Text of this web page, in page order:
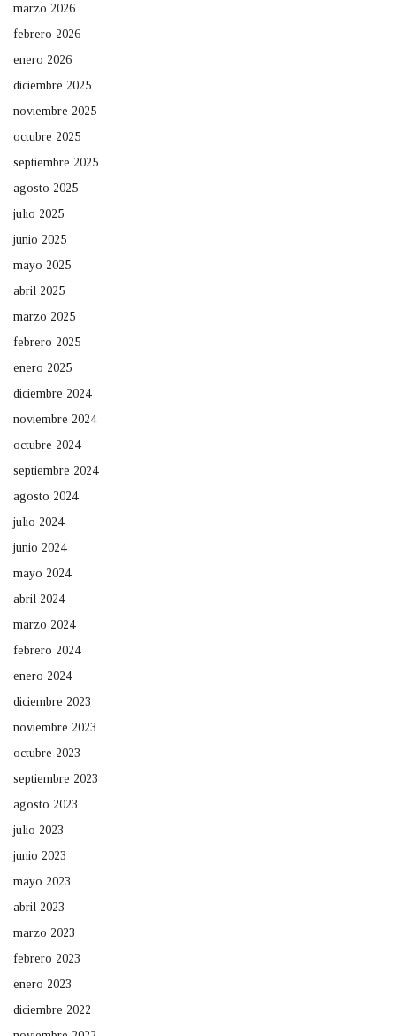
marzo 2026
febrero 2026
enero 2026
diciembre 2025
noviembre 2025
octubre 2025
septiembre 2025
agosto 2025
julio 2025
junio 2025
mayo 2025
abril 2025
marzo 2025
febrero 2025
enero 2025
diciembre 2024
noviembre 2024
octubre 2024
septiembre 2024
agosto 2024
julio 2024
junio 2024
mayo 2024
abril 2024
marzo 2024
febrero 2024
enero 2024
diciembre 2023
noviembre 2023
octubre 2023
septiembre 2023
agosto 2023
julio 2023
junio 2023
mayo 2023
abril 2023
marzo 2023
febrero 2023
enero 2023
diciembre 2022